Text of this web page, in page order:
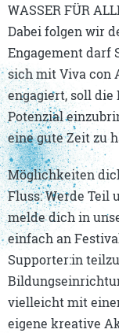
WASSER FÜR
Dabei folgen wir
Engagement darf
sich mit Viva con
engagiert, soll die
Potenzial
eine gute Zeit zu
Möglichkeiten
Fluss: Werde Teil
melde dich in
einfach an
Supporter:in
vielleicht mit
eigene kreative